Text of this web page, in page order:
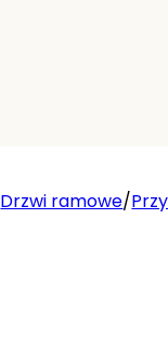
Drzwi ramowe/